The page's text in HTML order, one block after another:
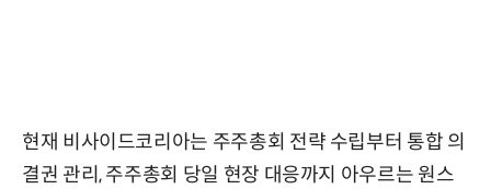
현재 비사이드코리아는 주주총회 전략 수립부터 통합 의
결권 관리, 주주총회 당일 현장 대응까지 아우르는 원스